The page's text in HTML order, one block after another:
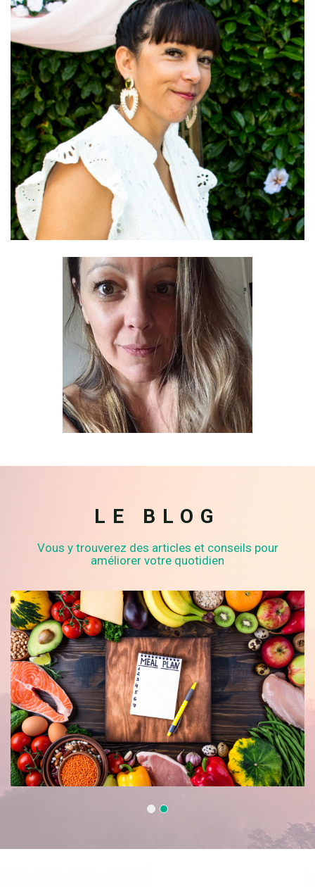
LE BLOG
Vous y trouverez des articles et conseils pour
améliorer votre quotidien